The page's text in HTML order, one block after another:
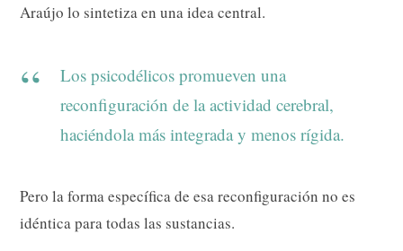
Araújo lo sintetiza en una idea central.
Los psicodélicos promueven una
reconfiguración de la actividad cerebral,
haciéndola más integrada y menos rígida.
Pero la forma específica de esa reconfiguración no es
idéntica para todas las sustancias.